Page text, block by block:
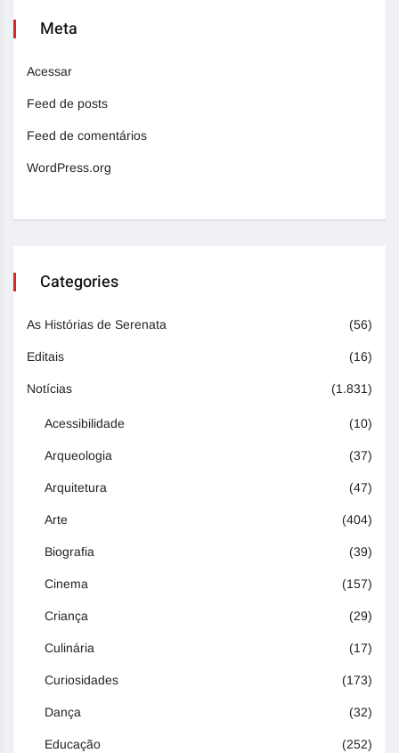
Meta
Acessar
Feed de posts
Feed de comentários
WordPress.org
Categories
As Histórias de Serenata (56)
Editais (16)
Notícias (1.831)
Acessibilidade (10)
Arqueologia (37)
Arquitetura (47)
Arte (404)
Biografia (39)
Cinema (157)
Criança (29)
Culinária (17)
Curiosidades (173)
Dança (32)
Educação (252)